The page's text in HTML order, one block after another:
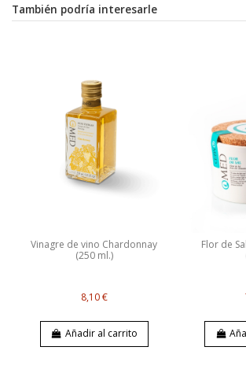
También podría interesarle
Vinagre de vino Chardonnay
(250 ml.)
8,10 €
Añadir al carrito
Flor de